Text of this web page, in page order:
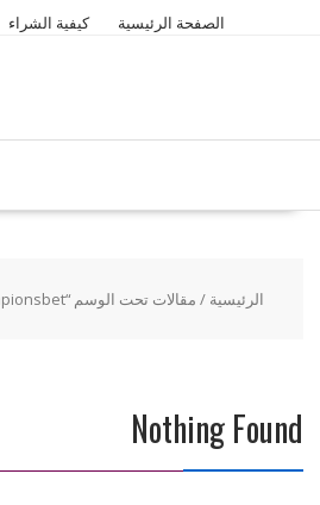
الصفحة الرئيسية كيفية الشراء
الرئيسية / مقالات تحت الوسم “baixar lampionsbet”
Nothing Found